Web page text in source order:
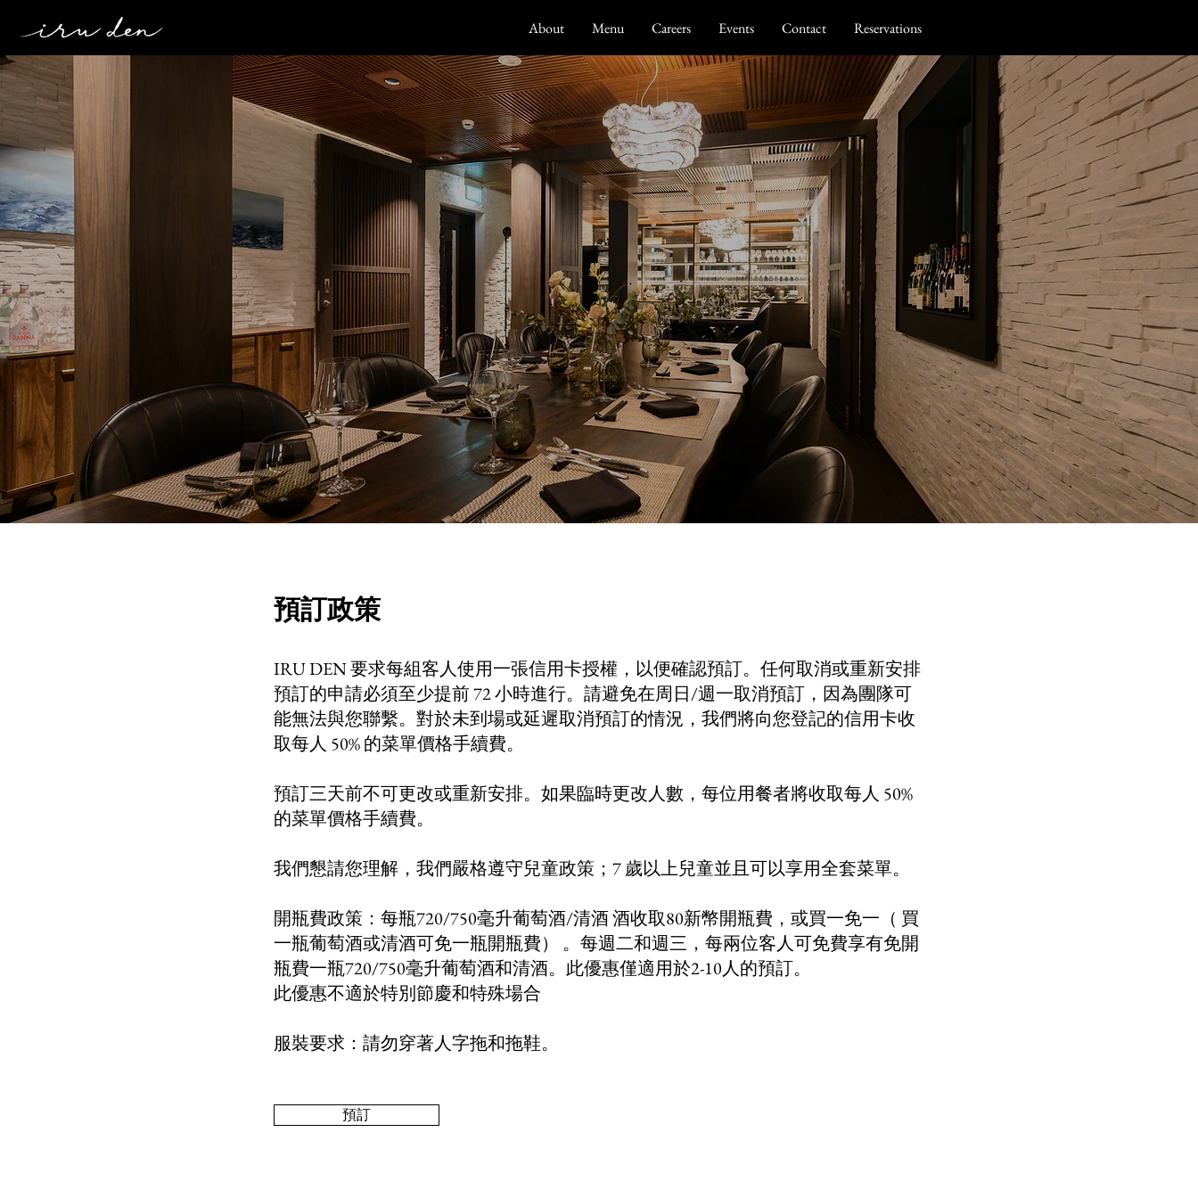
About Menu Careers Events Contact Reservations
預訂政策
IRU DEN 要求每組客人使用一張信用卡授權，以便確認預訂。任何取消或重新安排
預訂的申請必須至少提前 72 小時進行。請避免在周日/週一取消預訂，因為團隊可
能無法與您聯繫。對於未到場或延遲取消預訂的情況，我們將向您登記的信用卡收
取每人 50% 的菜單價格手續費。
預訂三天前不可更改或重新安排。如果臨時更改人數，每位用餐者將收取每人 50%
的菜單價格手續費。
我們懇請您理解，我們嚴格遵守兒童政策；7 歲以上兒童並且可以享用全套菜單。
開瓶費政策：每瓶720/750毫升葡萄酒/清酒 酒收取80新幣開瓶費，或買一免一（ 買
一瓶葡萄酒或清酒可免一瓶開瓶費） 。每週二和週三，每兩位客人可免費享有免開
瓶費一瓶720/750毫升葡萄酒和清酒。此優惠僅適用於2-10人的預訂。
此優惠不適於特別節慶和特殊場合
服裝要求：請勿穿著人字拖和拖鞋。
預訂